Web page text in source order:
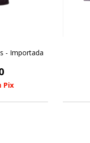
- Importada
Pix